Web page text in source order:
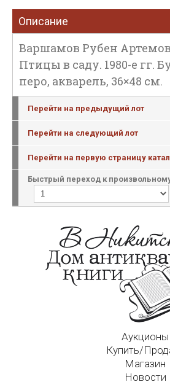
Описание
Варшамов Рубен
Птицы в саду. 1980-е гг.
перо, акварель, 36×48 см.
Перейти на предыдущий лот
Перейти на следующий лот
Перейти на первую страницу
Быстрый переход к
Аукционы
Купить/
Магазин
Новости